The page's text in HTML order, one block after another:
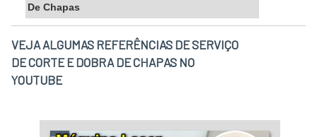
De Chapas
VEJA ALGUMAS REFERÊNCIAS DE SERVIÇO
DE CORTE E DOBRA DE CHAPAS NO
YOUTUBE